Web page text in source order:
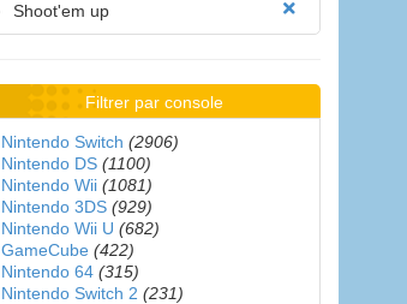
Shoot'em up
Filtrer par console
Nintendo Switch (2906)
Nintendo DS (1100)
Nintendo Wii (1081)
Nintendo 3DS (929)
Nintendo Wii U (682)
GameCube (422)
Nintendo 64 (315)
Nintendo Switch 2 (231)